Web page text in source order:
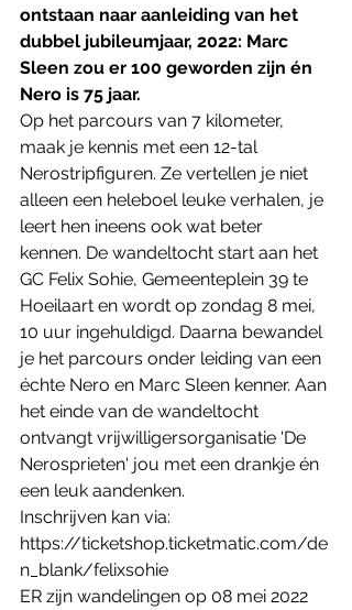
ontstaan naar aanleiding van het
dubbel jubileumjaar, 2022: Marc
Sleen zou er 100 geworden zijn én
Nero is 75 jaar.
Op het parcours van 7 kilometer,
maak je kennis met een 12-tal
Nerostripfiguren. Ze vertellen je niet
alleen een heleboel leuke verhalen, je
leert hen ineens ook wat beter
kennen. De wandeltocht start aan het
GC Felix Sohie, Gemeenteplein 39 te
Hoeilaart en wordt op zondag 8 mei,
10 uur ingehuldigd. Daarna bewandel
je het parcours onder leiding van een
échte Nero en Marc Sleen kenner. Aan
het einde van de wandeltocht
ontvangt vrijwilligersorganisatie 'De
Nerosprieten' jou met een drankje én
een leuk aandenken.
Inschrijven kan via:
https://ticketshop.ticketmatic.com/de
n_blank/felixsohie
ER zijn wandelingen op 08 mei 2022